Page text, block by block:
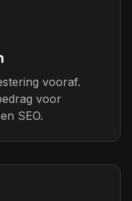
vooraf.
voor
SEO.